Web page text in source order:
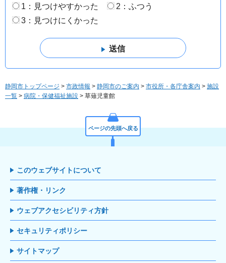
1：見つけやすかった
2：ふつう
3：見つけにくかった
静岡市トップページ > 市政情報 > 静岡市のご案内 > 市役所・各庁舎案内 > 施設
一覧 > 病院・保健福祉施設 > 草薙児童館
ページの先頭へ戻る
このウェブサイトについて
著作権・リンク
ウェブアクセシビリティ方針
セキュリティポリシー
サイトマップ